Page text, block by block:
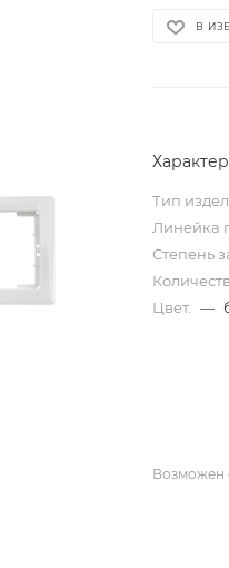
В
Тип
Линейка
Степень
Цвет.
—
Возможен